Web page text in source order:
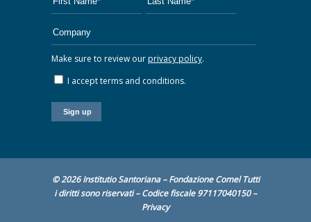
Make sure to review ourprivacy policy.
I accept terms and conditions.
© 2026 Institutio Santoriana – Fondazione Comel Tutti
i diritti sono riservati – Codice fiscale 97117040150 –
Privacy